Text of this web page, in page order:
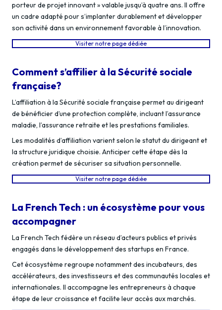
porteur de projet innovant » valable jusqu’à quatre ans. Il offre
un cadre adapté pour s’implanter durablement et développer
son activité dans un environnement favorable à l’innovation.
Visiter notre page dédiée
Comment s’affilier à la Sécurité sociale
française?
L’affiliation à la Sécurité sociale française permet au dirigeant
de bénéficier d’une protection complète, incluant l’assurance
maladie, l’assurance retraite et les prestations familiales.
Les modalités d’affiliation varient selon le statut du dirigeant et
la structure juridique choisie. Anticiper cette étape dès la
création permet de sécuriser sa situation personnelle.
Visiter notre page dédiée
La French Tech : un écosystème pour vous
accompagner
La French Tech fédère un réseau d’acteurs publics et privés
engagés dans le développement des startups en France.
Cet écosystème regroupe notamment des incubateurs, des
accélérateurs, des investisseurs et des communautés locales et
internationales. Il accompagne les entrepreneurs à chaque
étape de leur croissance et facilite leur accès aux marchés.